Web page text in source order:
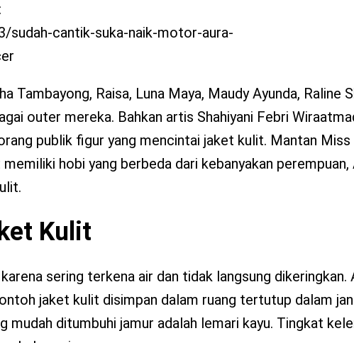
cantik-suka-naik-motor-aura-
Tambayong, Raisa, Luna Maya, Maudy Ayunda, Raline
outer mereka. Bahkan artis Shahiyani Febri
publik figur yang mencintai jaket kulit. Mantan
hobi yang berbeda dari kebanyakan perempuan,
Kulit
sering terkena air dan tidak langsung dikeringkan.
jaket kulit disimpan dalam ruang tertutup dalam
mudah ditumbuhi jamur adalah lemari kayu. Tingkat